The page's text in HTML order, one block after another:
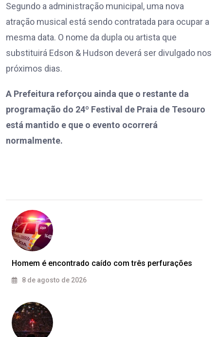
Segundo a administração municipal, uma nova
atração musical está sendo contratada para ocupar a
mesma data. O nome da dupla ou artista que
substituirá Edson & Hudson deverá ser divulgado nos
próximos dias.
A Prefeitura reforçou ainda que o restante da
programação do 24º Festival de Praia de Tesouro
está mantido e que o evento ocorrerá
normalmente.
Homem é encontrado caído com três perfurações
8 de agosto de 2026